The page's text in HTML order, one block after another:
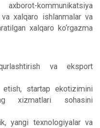
kommunikatsiya
xalqaro ishlanmalar va
xalqaro ko‘rgazma
va eksport
startap ekotizimini
xizmatlari sohasini
yangi texnologiyalar va